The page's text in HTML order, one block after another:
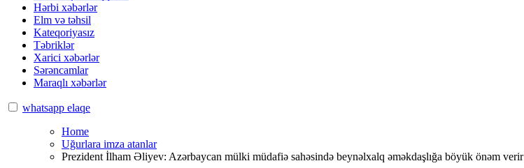
Hərbi xəbərlər
Elm və təhsil
Kateqoriyasız
Təbriklər
Xarici xəbərlər
Sərəncamlar
Maraqlı xəbərlər
whatsapp elaqe
Home
Uğurlara imza atanlar
Prezident İlham Əliyev: Azərbaycan mülki müdafiə sahəsində beynəlxalq əməkdaşlığa böyük önəm verir